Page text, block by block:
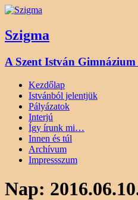
Szigma
A Szent István
Kezdőlap
Istvánból jelentjük
Pályázatok
Interjú
Így írunk mi…
Innen és túl
Archívum
Impressszum
Nap: